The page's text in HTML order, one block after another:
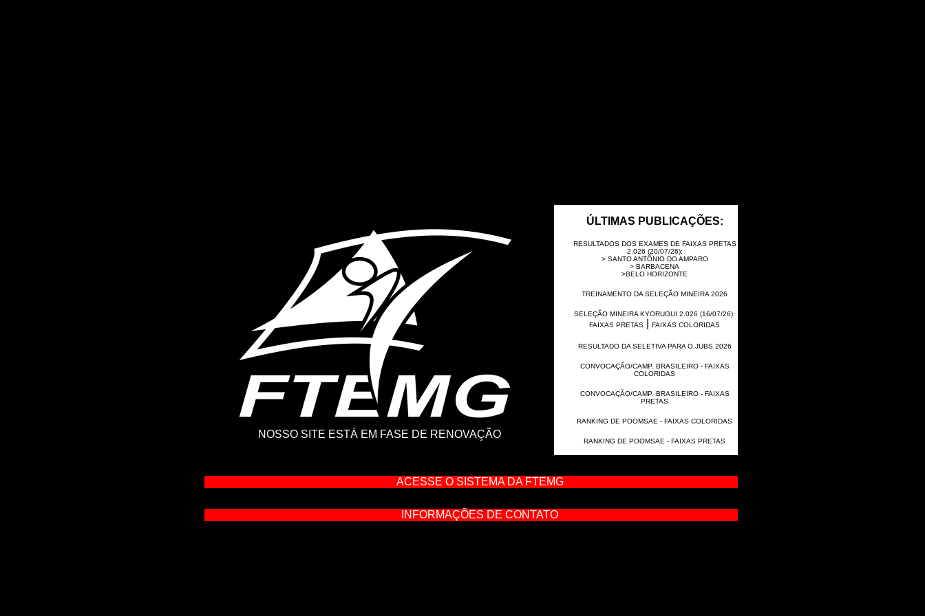
NOSSO SITE ESTÁ EM FASE DE RENOVAÇÃO
ÚLTIMAS PUBLICAÇÕES:
RESULTADOS DOS EXAMES DE FAIXAS PRETAS
2.026 (20/07/26):
> SANTO ANTÔNIO DO AMPARO
> BARBACENA
>BELO HORIZONTE
TREINAMENTO DA SELEÇÃO MINEIRA 2026
SELEÇÃO MINEIRA KYORUGUI 2.026 (16/07/26):
FAIXAS PRETAS
FAIXAS COLORIDAS
RESULTADO DA SELETIVA PARA O JUBS 2026
CONVOCAÇÃO/CAMP. BRASILEIRO - FAIXAS
COLORIDAS
CONVOCAÇÃO/CAMP. BRASILEIRO - FAIXAS
PRETAS
RANKING DE POOMSAE - FAIXAS COLORIDAS
RANKING DE POOMSAE - FAIXAS PRETAS
ACESSE O SISTEMA DA FTEMG
INFORMAÇÕES DE CONTATO